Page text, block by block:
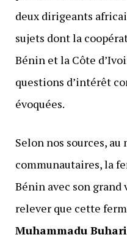
deux dirigeants
sujets dont la
Bénin et la Côte
questions d’intérêt
évoquées.
Selon nos sources,
communautaires, la
Bénin avec son
relever que cette
Muhammadu Buhari